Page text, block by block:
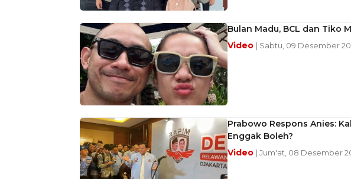
Bulan Madu, BCL dan Tiko
Video | Sabtu, 09 Desember
Prabowo Respons Anies:
Enggak Boleh?
Video | Jum'at, 08 Desember